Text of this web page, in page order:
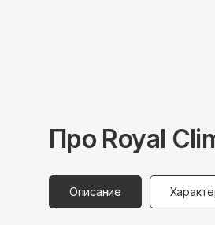
Про Royal
Описание